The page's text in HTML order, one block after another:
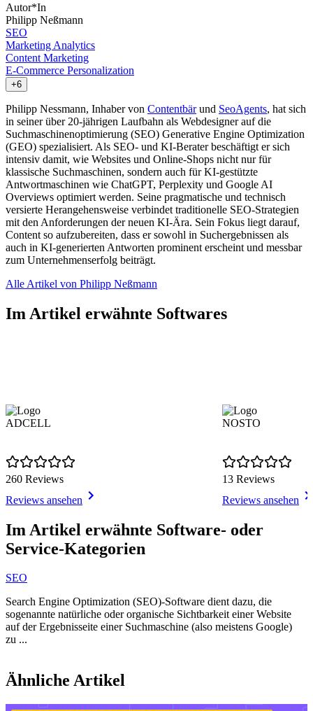
Autor*In
Philipp Neßmann
SEO
Marketing Analytics
Content Marketing
E-Commerce Personalization
+6
Philipp Nessmann, Inhaber von Contentbärund SeoAgents, hat sich
in seiner über 20-jährigen Laufbahn als Webdesigner auf die
Suchmaschinenoptimierung (SEO) Generative Engine Optimization
(GEO) spezialisiert. Als SEO- und KI-Berater beschäftigt er sich
intensiv damit, wie Websites und Online-Shops nicht nur für
klassische Suchmaschinen, sondern auch für KI-gestützte
Antwortmaschinen wie ChatGPT, Perplexity und Google AI
Overviews optimiert werden. Seine pragmatische und technisch
versierte Herangehensweise verbindet traditionelle SEO-Strategien
mit den Anforderungen der neuen KI-Ära. Sein Fokus liegt darauf,
Content so aufzubereiten, dass er sowohl in Suchergebnissen als
auch in KI-generierten Antworten prominent erscheint und messbar
zum Unternehmenserfolg beiträgt.
Alle Artikel von Philipp Neßmann
Im Artikel erwähnte Softwares
ADCELL
260 Reviews
Reviews ansehen
NOSTO
13 Reviews
Reviews ansehen
1
of
5
Im Artikel erwähnte Software- oder
Service-Kategorien
SEO
Search Engine Optimization (SEO)-Software dient dazu, die
sogenannte natürliche oder organische Sichtbarkeit einer Website
auf der Ergebnisseite einer Suchmaschine (also meistens Google)
zu ...
1
of
Ähnliche Artikel